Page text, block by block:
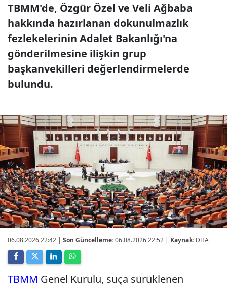
TBMM'de, Özgür Özel ve Veli Ağbaba
hakkında hazırlanan dokunulmazlık
fezlekelerinin Adalet Bakanlığı'na
gönderilmesine ilişkin grup
başkanvekilleri değerlendirmelerde
bulundu.
06.08.2026 22:42 | Son Güncelleme:06.08.2026 22:52 | Kaynak: DHA
TBMM Genel Kurulu, suça sürüklenen